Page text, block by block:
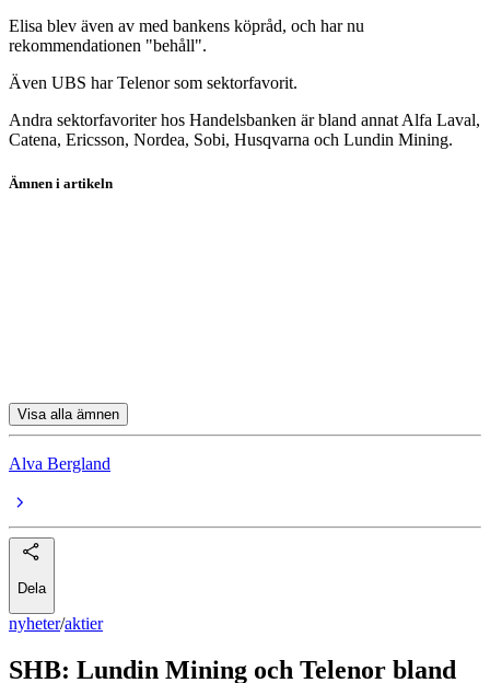
Elisa blev även av med bankens köpråd, och har nu
rekommendationen "behåll".
Även UBS har Telenor som sektorfavorit.
Andra sektorfavoriter hos Handelsbanken är bland annat Alfa Laval,
Catena, Ericsson, Nordea, Sobi, Husqvarna och Lundin Mining.
Ämnen i artikeln
Visa alla ämnen
Alva Bergland
Dela
nyheter/aktier
SHB: Lundin Mining och Telenor bland